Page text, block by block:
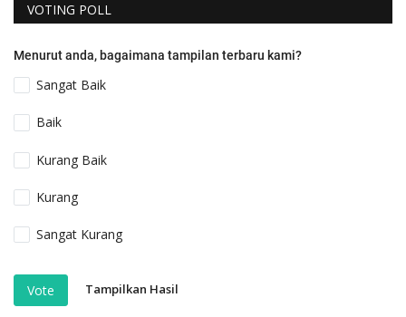
VOTING POLL
Menurut anda, bagaimana tampilan terbaru kami?
Sangat Baik
Baik
Kurang Baik
Kurang
Sangat Kurang
Vote Tampilkan Hasil